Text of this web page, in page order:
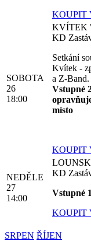
KOUPIT
SOBOTA
26
18:00
KVÍTEK
KD
Setkání
Kvítek -
a Z-Band.
Vstupné
místo
KOUPIT
NEDĚLE
27
14:00
KD
Vstupné
KOUPIT
SRPEN ŘÍJEN